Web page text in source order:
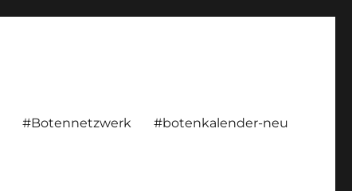
#Botennetzwerk #botenkalender-neu